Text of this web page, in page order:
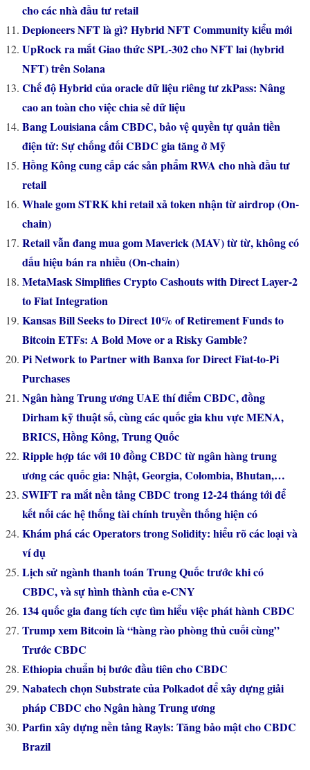
cho các nhà đầu tư retail
Depioneers NFT là gì? Hybrid NFT Community kiểu mới
UpRock ra mắt Giao thức SPL-302 cho NFT lai (hybrid
NFT) trên Solana
Chế độ Hybrid của oracle dữ liệu riêng tư zkPass: Nâng
cao an toàn cho việc chia sẻ dữ liệu
Bang Louisiana cấm CBDC, bảo vệ quyền tự quản tiền
điện tử: Sự chống đối CBDC gia tăng ở Mỹ
Hồng Kông cung cấp các sản phẩm RWA cho nhà đầu tư
retail
Whale gom STRK khi retail xả token nhận từ airdrop (On-
chain)
Retail vẫn đang mua gom Maverick (MAV) từ từ, không có
dấu hiệu bán ra nhiều (On-chain)
MetaMask Simplifies Crypto Cashouts with Direct Layer-2
to Fiat Integration
Kansas Bill Seeks to Direct 10% of Retirement Funds to
Bitcoin ETFs: A Bold Move or a Risky Gamble?
Pi Network to Partner with Banxa for Direct Fiat-to-Pi
Purchases
Ngân hàng Trung ương UAE thí điểm CBDC, đồng
Dirham kỹ thuật số, cùng các quốc gia khu vực MENA,
BRICS, Hồng Kông, Trung Quốc
Ripple hợp tác với 10 đồng CBDC từ ngân hàng trung
ương các quốc gia: Nhật, Georgia, Colombia, Bhutan,…
SWIFT ra mắt nền tảng CBDC trong 12-24 tháng tới để
kết nối các hệ thống tài chính truyền thống hiện có
Khám phá các Operators trong Solidity: hiểu rõ các loại và
ví dụ
Lịch sử ngành thanh toán Trung Quốc trước khi có
CBDC, và sự hình thành của e-CNY
134 quốc gia đang tích cực tìm hiểu việc phát hành CBDC
Trump xem Bitcoin là “hàng rào phòng thủ cuối cùng”
Trước CBDC
Ethiopia chuẩn bị bước đầu tiên cho CBDC
Nabatech chọn Substrate của Polkadot để xây dựng giải
pháp CBDC cho Ngân hàng Trung ương
Parfin xây dựng nền tảng Rayls: Tăng bảo mật cho CBDC
Brazil